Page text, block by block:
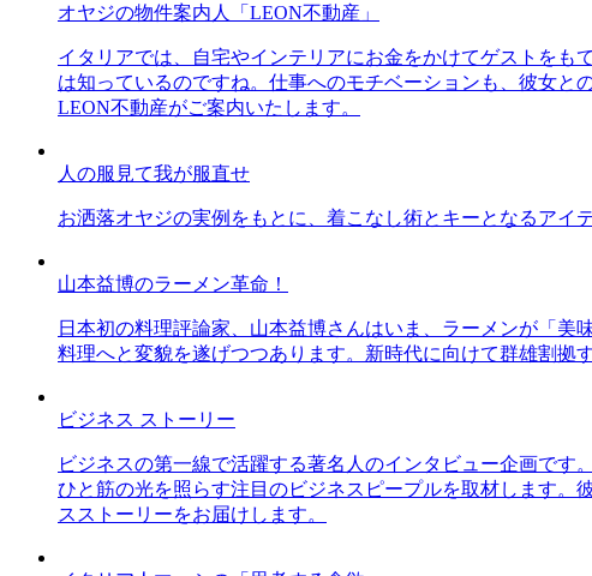
オヤジの物件案内人「LEON不動産」
イタリアでは、自宅やインテリアにお金をかけてゲストをも
は知っているのですね。仕事へのモチベーションも、彼女と
LEON不動産がご案内いたします。
人の服見て我が服直せ
お洒落オヤジの実例をもとに、着こなし術とキーとなるアイ
山本益博のラーメン革命！
日本初の料理評論家、山本益博さんはいま、ラーメンが「
料理へと変貌を遂げつつあります。新時代に向けて群雄割拠
ビジネス ストーリー
ビジネスの第一線で活躍する著名人のインタビュー企画で
ひと筋の光を照らす注目のビジネスピープルを取材します。
スストーリーをお届けします。